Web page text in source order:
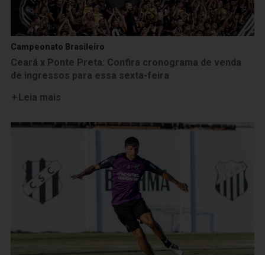
Campeonato Brasileiro
Ceará x Ponte Preta: Confira cronograma de venda
de ingressos para essa sexta-feira
Leia mais